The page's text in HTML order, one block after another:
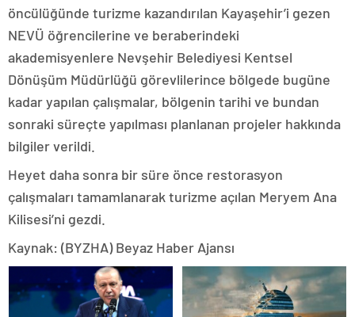
öncülüğünde turizme kazandırılan Kayaşehir’i gezen
NEVÜ öğrencilerine ve beraberindeki
akademisyenlere Nevşehir Belediyesi Kentsel
Dönüşüm Müdürlüğü görevlilerince bölgede bugüne
kadar yapılan çalışmalar, bölgenin tarihi ve bundan
sonraki süreçte yapılması planlanan projeler hakkında
bilgiler verildi.
Heyet daha sonra bir süre önce restorasyon
çalışmaları tamamlanarak turizme açılan Meryem Ana
Kilisesi’ni gezdi.
Kaynak: (BYZHA) Beyaz Haber Ajansı